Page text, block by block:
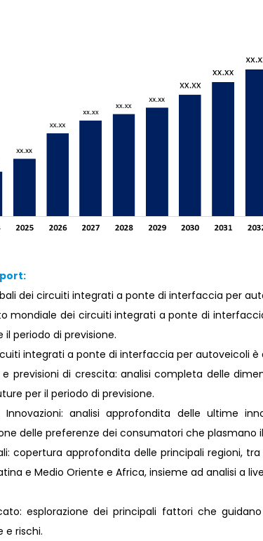
dei circuiti integrati a ponte di interfaccia per
mondiale dei circuiti integrati a ponte di
periodo di previsione.
integrati a ponte di interfaccia per autoveicoli è
previsioni di crescita: analisi completa delle
per il periodo di previsione.
analisi approfondita delle ultime
delle preferenze dei consumatori che plasmano
copertura approfondita delle principali regioni, tra
e Medio Oriente e Africa, insieme ad analisi a
esplorazione dei principali fattori che
e rischi.